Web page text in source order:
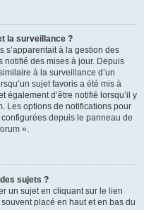
la surveillance ?
s’apparentait à la gestion des
notifié des mises à jour. Depuis
à la surveillance d’un
sujet favoris a été mis à
également d’être notifié lorsqu’il y
Les options de notifications pour
depuis le panneau de
».
sujets ?
un sujet en cliquant sur le lien
placé en haut et en bas du